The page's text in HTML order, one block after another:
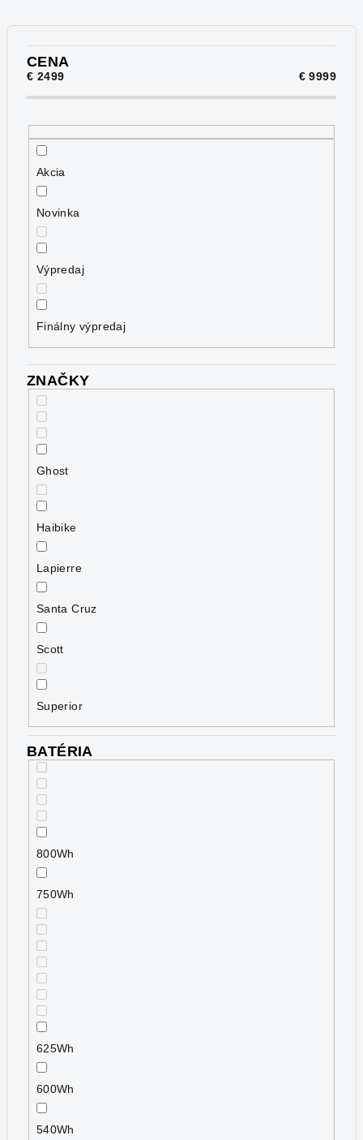
CENA
€ 2499 €9999
Akcia
Novinka
Výpredaj
Finálny výpredaj
ZNAČKY
Ghost
Haibike
Lapierre
Santa Cruz
Scott
Superior
BATÉRIA
800Wh
750Wh
625Wh
600Wh
540Wh